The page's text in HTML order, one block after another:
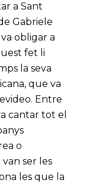
a Sant
Gabriele
obligar a
fet li
la seva
que va
Entre
cantar tot el
o
ser les
les que la